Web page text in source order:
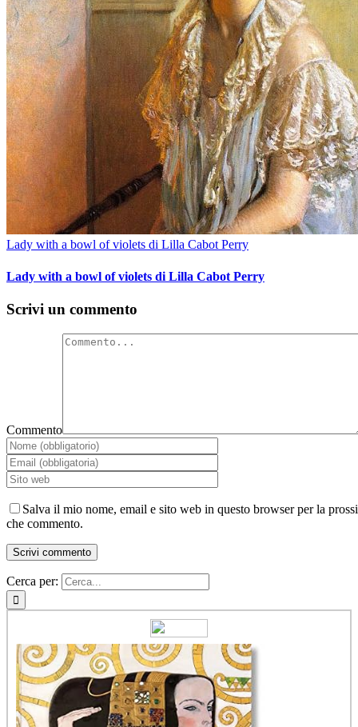
Lady with a bowl of violets di Lilla Cabot Perry
Lady with a bowl of violets di Lilla Cabot Perry
Scrivi un commento
Commento
Salva il mio nome, email e sito web in questo browser per la
che commento.
Cerca per: